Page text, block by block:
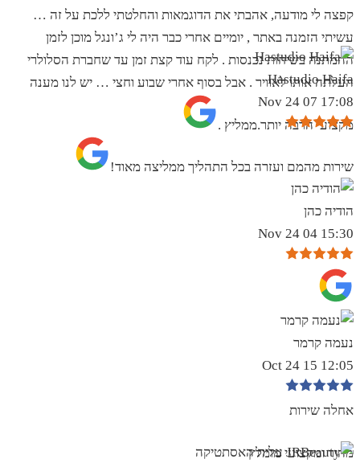
קפצה לי מודעה, אהבתי את הדוגמאות והחלטתי ללכת על זה …
עשיתי הזמנה באתר , יומיים אחרי כבר היה לי ג’ונגל מוכן לזמן
ההמתנה בשיחות נכנסות . לקח עוד קצת זמן עד שחברת הסלולרי
העלתה אותו לאוויר . אבל בסוף אחרי שבוע וחצי … יש לנו מענה
מקצועי הרבה יותר.ממליץ .
Hastudio Haifa
17:08 07 Nov 24
שירות מהמם ועזרה בכל התהליך ממליצה מאוד!
הודיה כהן
15:30 04 Nov 24
נעמה קרמר
12:05 15 Oct 24
אחלה שירות
מהיר ומקצועי מומלץ